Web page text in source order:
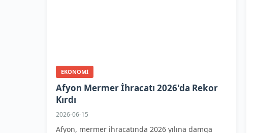
EKONOMI
Afyon Mermer İhracatı 2026'da Rekor
Kırdı
2026-06-15
Afyon, mermer ihracatında 2026 yılına damga